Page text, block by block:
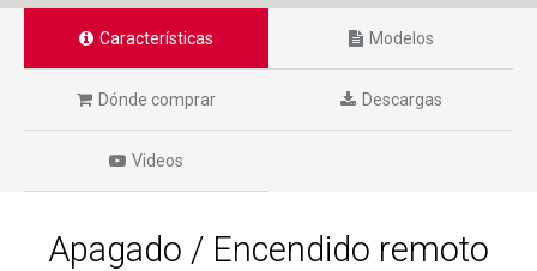
Características Modelos
Dónde comprar Descargas
Videos
Apagado / Encendido remoto